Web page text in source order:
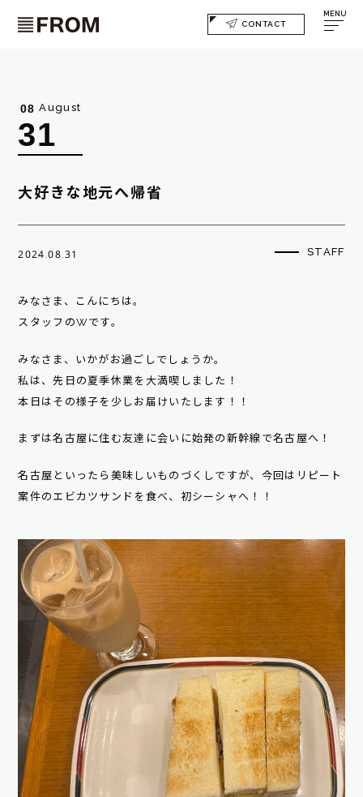
CONTACT
MENU
08 August
31
大好きな地元へ帰省
2024.08.31 STAFF
みなさま、こんにちは。
スタッフのWです。
みなさま、いかがお過ごしでしょうか。
私は、先日の夏季休業を大満喫しました！
本日はその様子を少しお届けいたします！！
まずは名古屋に住む友達に会いに始発の新幹線で名古屋へ！
名古屋といったら美味しいものづくしですが、今回はリピート
案件のエビカツサンドを食べ、初シーシャへ！！